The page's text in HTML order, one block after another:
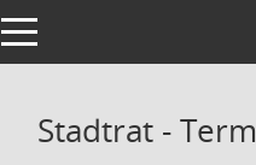
Toggle navigation
Stadtrat -